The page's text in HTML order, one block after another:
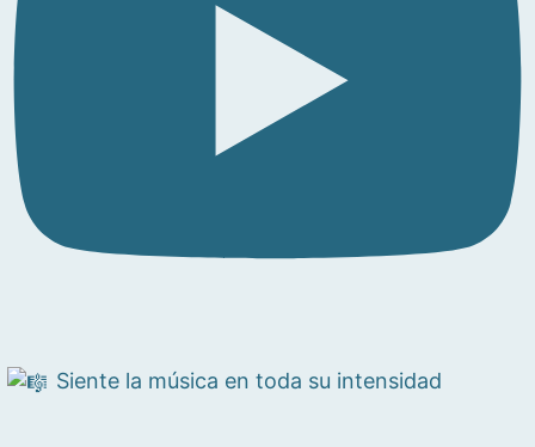
Siente la música en toda su intensidad